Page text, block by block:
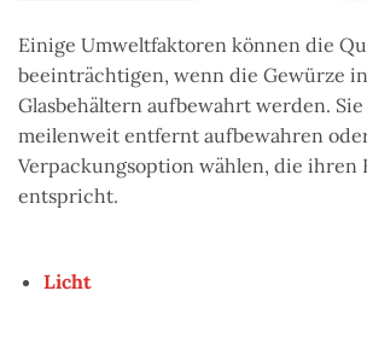
Einige Umweltfaktoren können die
beeinträchtigen, wenn die Gewürze
Glasbehältern aufbewahrt werden. Sie
meilenweit entfernt aufbewahren
Verpackungsoption wählen, die ihren
entspricht.
Licht